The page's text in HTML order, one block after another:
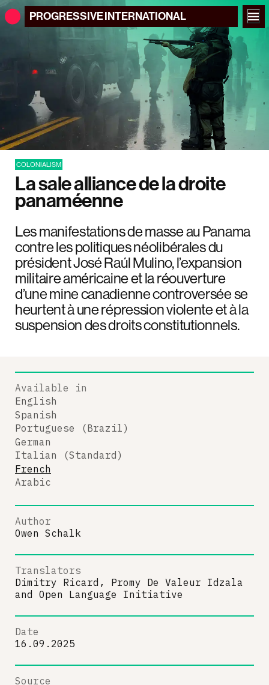
PROGRESSIVEINTERNATIONAL
COLONIALISM
La sale alliance de la droite
panaméenne
Les manifestations de masse au Panama
contre les politiques néolibérales du
président José Raúl Mulino, l’expansion
militaire américaine et la réouverture
d’une mine canadienne controversée se
heurtent à une répression violente et à la
suspension des droits constitutionnels.
Available in
English
Spanish
Portuguese (Brazil)
German
Italian (Standard)
French
Arabic
Author
Owen Schalk
Translators
Dimitry Ricard, Promy De Valeur Idzala
and Open Language Initiative
Date
16.09.2025
Source